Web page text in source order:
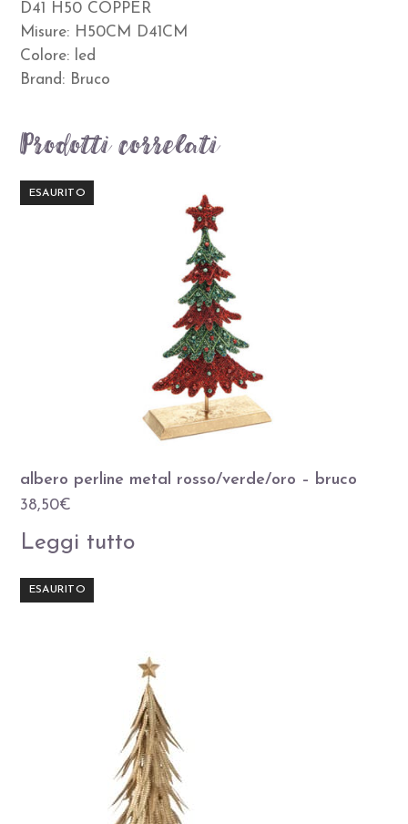
D41 H50 COPPER
Misure: H50CM D41CM
Colore: led
Brand: Bruco
Prodotti correlati
ESAURITO
albero perline metal rosso/verde/oro – bruco
38,50€
Leggi tutto
ESAURITO